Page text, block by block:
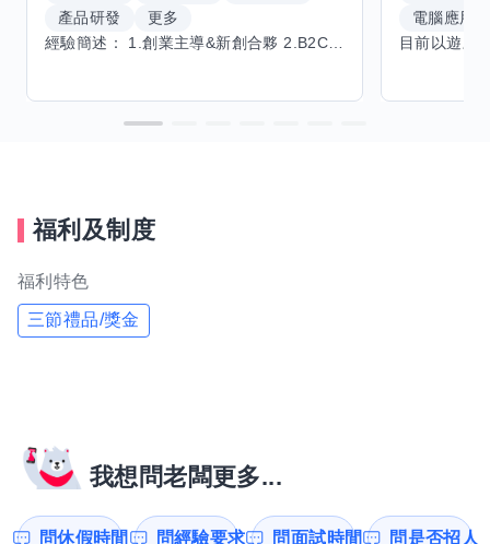
產品研發
更多
電腦應用
福利及制度
福利特色
三節禮品/獎金
我想問老闆更多...
問休假時間 問經驗要求 問面試時間 問是否招人